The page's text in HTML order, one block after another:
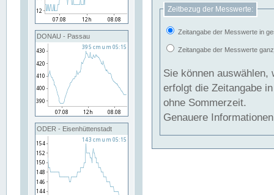
DONAU - Passau
ODER - Eisenhüttenstadt
Zeitbezug der Messwerte:
Zeitangabe der Messwerte in
Zeitangabe der Messwerte
Sie können auswählen,
erfolgt die Zeitangabe
ohne Sommerzeit.
Genauere